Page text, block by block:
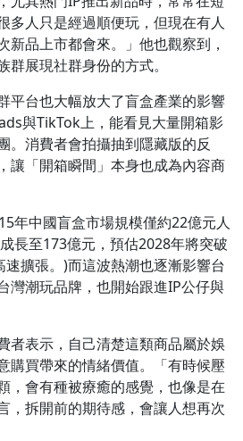
多人只是經過順便玩，但現在有人
新品上市都會來。」他也觀察到，
群展現社群身份的方式。
平台也大幅放大了盲盒產業的影響
與TikTok上，能看見大量開箱影
。消費者會拍攝抽到隱藏版的反
讓「開箱瞬間」本身也成為內容商
年中國盲盒市場規模僅約22億元人
長至173億元，預估2028年將突破
擴張。)而這波熱潮也逐漸影響台
灣潮玩品牌，也開始跟進IP公仔與
者表示，自己清楚這類商品屬於娛
購買帶來的情緒價值。「有時候壓
，會有種被療癒的感覺，也像是在
，拆開前的期待感，會讓人想再次